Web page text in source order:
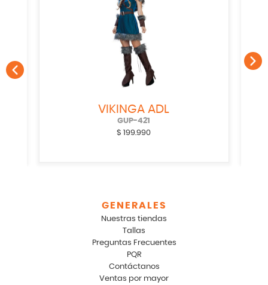
VIKINGA ADL
GENERALES
Nuestras tiendas
Tallas
Preguntas Frecuentes
PQR
Contáctanos
Ventas por mayor